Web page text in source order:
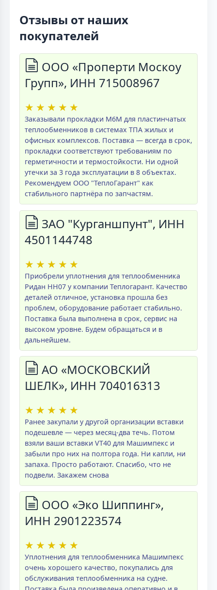
Отзывы от наших
покупателей
ООО «Проперти Москоу
Групп», ИНН 715008967
★ ★ ★ ★ ★
Заказывали прокладки M6M для пластинчатых
теплообменников в системах ТПА жилых и
офисных комплексов. Поставка — всегда в срок,
прокладки соответствуют требованиям по
герметичности и термостойкости. Ни одной
утечки за 3 года эксплуатации в 8 объектах.
Рекомендуем ООО "ТеплоГарант" как
стабильного партнёра по запчастям.
ЗАО "Курганшпунт", ИНН
4501144748
★ ★ ★ ★ ★
Приобрели уплотнения для теплообменника
Ридан НН07 у компании Теплогарант. Качество
деталей отличное, установка прошла без
проблем, оборудование работает стабильно.
Поставка была выполнена в срок, сервис на
высоком уровне. Будем обращаться и в
дальнейшем.
АО «МОСКОВСКИЙ
ШЕЛК», ИНН 704016313
★ ★ ★ ★ ★
Ранее закупали у другой организации вставки
подешевле — через месяц-два течь. Потом
взяли ваши вставки VT40 для Машимпекс и
забыли про них на полтора года. Ни капли, ни
запаха. Просто работают. Спасибо, что не
подвели. Закажем снова
ООО «Эко Шиппинг»,
ИНН 2901223574
★ ★ ★ ★ ★
Уплотнения для теплообменника Машимпекс
очень хорошего качество, покупались для
обслуживания теплообменника на судне.